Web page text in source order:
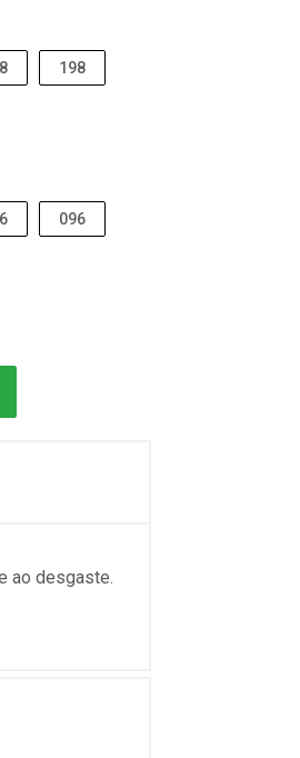
198
096
ao desgaste.